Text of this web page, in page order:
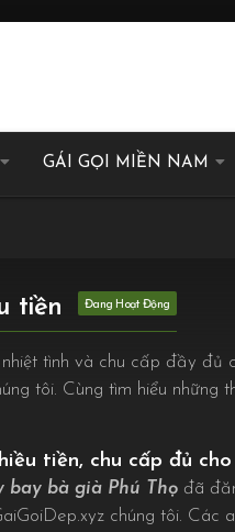
GÁI GỌI MIỀN NAM
tiền
tình và chu cấp đầy đủ
tôi. Cùng tìm hiểu những
tiền, chu cấp đủ
bay bà già Phú Thọđã
chúng tôi. Các